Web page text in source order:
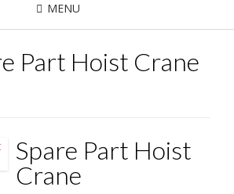
MENU
Part Hoist Crane
Spare Part Hoist
Crane